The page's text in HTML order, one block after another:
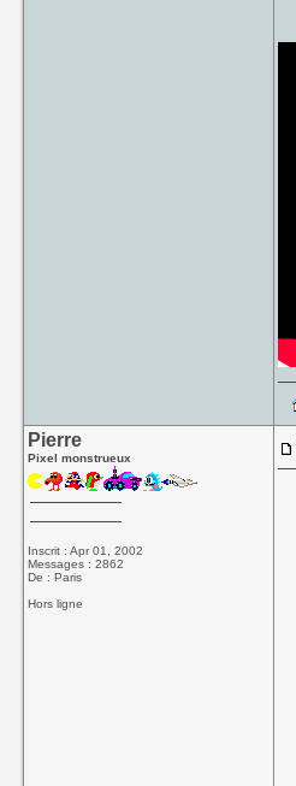
Pierre
Pixel monstrueux
Inscrit : Apr 01, 2002
Messages : 2862
De : Paris
Hors ligne